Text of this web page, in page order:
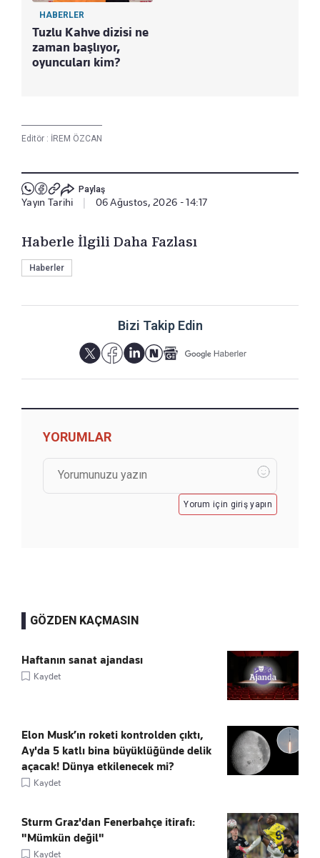
HABERLER
Tuzlu Kahve dizisi ne
zaman başlıyor,
oyuncuları kim?
Editör : İREM ÖZCAN
Paylaş
Yayın Tarihi 06 Ağustos, 2026 - 14:17
Haberle İlgili Daha Fazlası
Haberler
Bizi Takip Edin
YORUMLAR
Yorum için giriş yapın
GÖZDEN KAÇMASIN
Haftanın sanat ajandası
Kaydet
Elon Musk’ın roketi kontrolden çıktı,
Ay'da 5 katlı bina büyüklüğünde delik
açacak! Dünya etkilenecek mi?
Kaydet
Sturm Graz'dan Fenerbahçe itirafı:
"Mümkün değil"
Kaydet